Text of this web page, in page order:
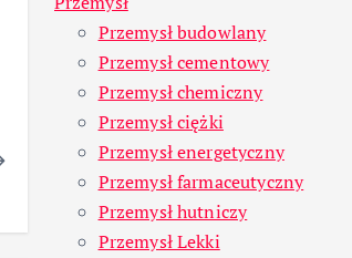
Przemysł budowlany
Przemysł cementowy
Przemysł chemiczny
Przemysł ciężki
Przemysł energetyczny
Przemysł farmaceutyczny
Przemysł hutniczy
Przemysł Lekki